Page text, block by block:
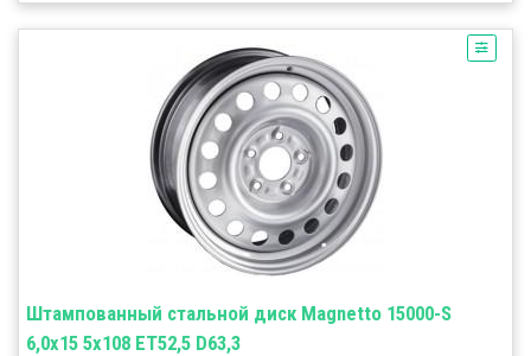
Штампованный стальной диск Magnetto 15000-S
6,0x15 5x108 ET52,5 D63,3